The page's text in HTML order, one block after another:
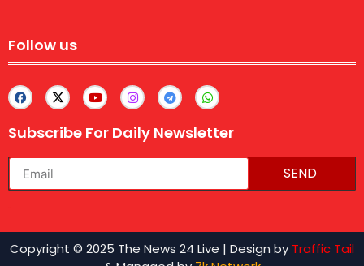
Follow us
Subscribe For Daily Newsletter
SEND
Copyright © 2025 The News 24 Live | Design by Traffic Tail